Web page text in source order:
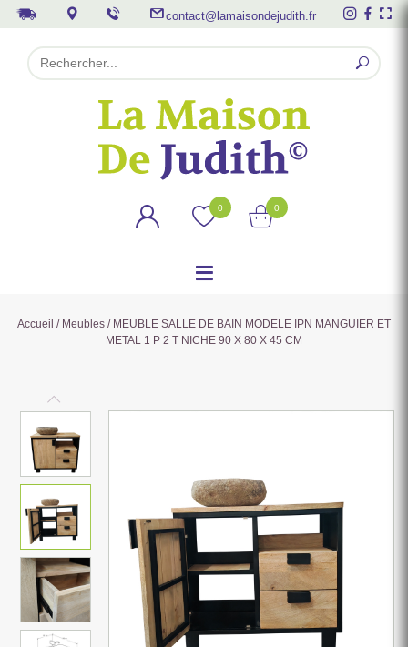
contact@lamaisondejudith.fr
0 0
Accueil / Meubles / MEUBLE SALLE DE BAIN MODELE IPN MANGUIER ET
METAL 1 P 2 T NICHE 90 X 80 X 45 CM